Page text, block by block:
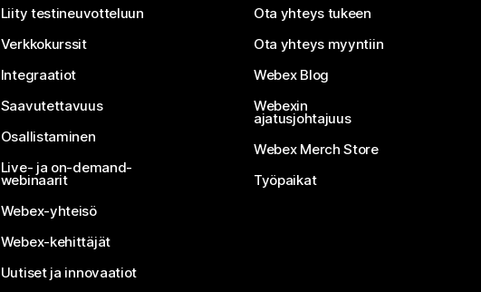
Liity testineuvotteluun
Verkkokurssit
Integraatiot
Saavutettavuus
Osallistaminen
Live- ja on-demand-
webinaarit
Webex-yhteisö
Webex-kehittäjät
Uutiset ja innovaatiot
Ota yhteys tukeen
Ota yhteys myyntiin
Webex Blog
Webexin
ajatusjohtajuus
Webex Merch Store
Työpaikat